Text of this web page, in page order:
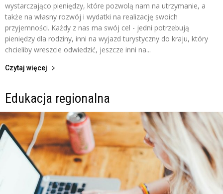
wystarczająco pieniędzy, które pozwolą nam na utrzymanie, a
także na własny rozwój i wydatki na realizację swoich
przyjemności. Każdy z nas ma swój cel - jedni potrzebują
pieniędzy dla rodziny, inni na wyjazd turystyczny do kraju, który
chcieliby wreszcie odwiedzić, jeszcze inni na...
Czytaj więcej
Edukacja regionalna